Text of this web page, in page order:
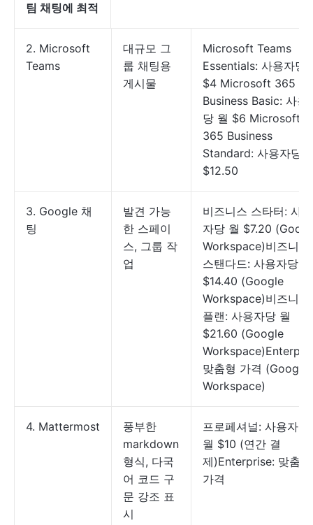
팀 채팅에 최적
2. Microsoft
Teams
대규모 그
룹 채팅용
게시물
Microsoft Teams
Essentials: 사용자당
$4 Microsoft 365
Business Basic: 사용
당 월 $6 Microsoft
365 Business
Standard: 사용자당
$12.50
3. Google 채
팅
발견 가능
한 스페이
스, 그룹 작
업
비즈니스 스타터: 사용
자당 월 $7.20
Workspace)비즈니스
스탠다드: 사용자당 월
$14.40 (Google
Workspace)비즈니스
플랜: 사용자당 월
$21.60 (Google
맞춤형 가격 (Google
Workspace)
4. Mattermost
풍부한
markdown
형식, 다국
어 코드 구
문 강조 표
시
프로페셔널: 사용자당
월 $10 (연간 결
제)Enterprise: 맞춤형
가격